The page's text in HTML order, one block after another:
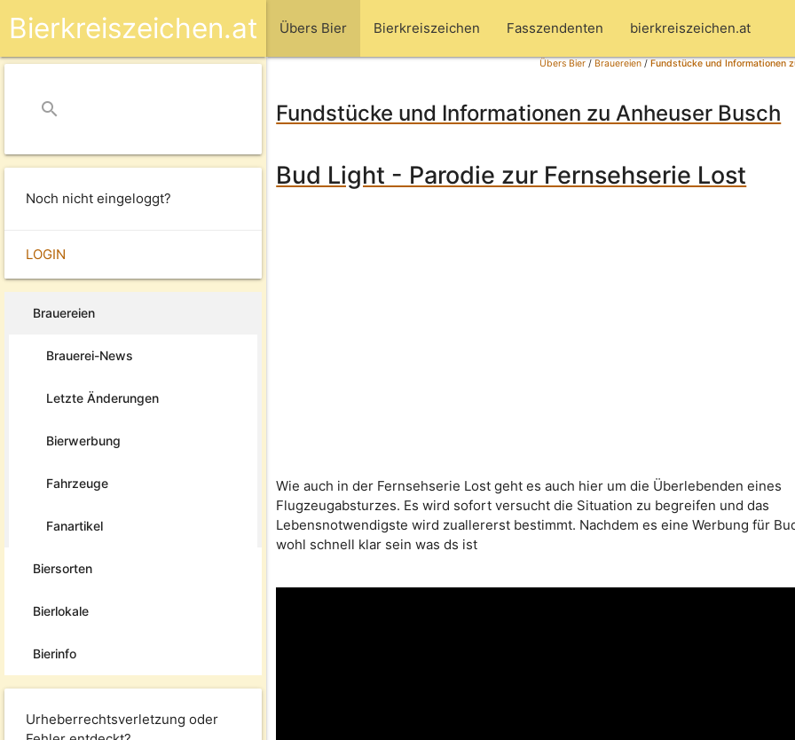
Übers Bier Bierkreiszeichen Fasszendenten bierkreiszeichen.at
Bierkreiszeichen.at
search
Noch nicht eingeloggt?
LOGIN
Brauereien
Brauerei-News
Letzte Änderungen
Bierwerbung
Fahrzeuge
Fanartikel
Biersorten
Bierlokale
Bierinfo
Urheberrechtsverletzung oder
Übers Bier/Brauereien/Fundstücke und Informationen
Fundstücke und Informationen zu Anheuser Busch
Bud Light - Parodie zur Fernsehserie Lost
Wie auch in der Fernsehserie Lost geht es auch hier um die Überlebenden eines
Flugzeugabsturzes. Es wird sofort versucht die Situation zu begreifen und das
Lebensnotwendigste wird zuallererst bestimmt. Nachdem es eine Werbung für
wohl schnell klar sein was ds ist